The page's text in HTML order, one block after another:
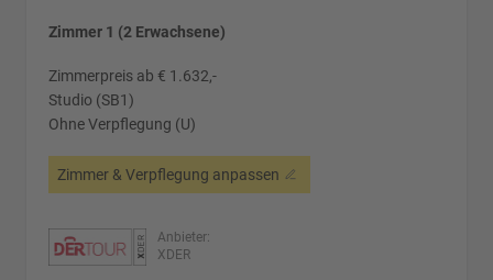
Zimmer 1 (2 Erwachsene)
Zimmerpreis ab € 1.632,-
Studio (SB1)
Ohne Verpflegung (U)
Zimmer & Verpflegung anpassen
Anbieter:
XDER